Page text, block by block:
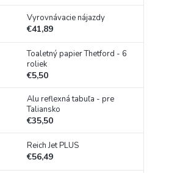
Vyrovnávacie nájazdy
€41,89
Toaletný papier Thetford - 6
roliek
€5,50
Alu reflexná tabuľa - pre
Taliansko
€35,50
Reich Jet PLUS
€56,49